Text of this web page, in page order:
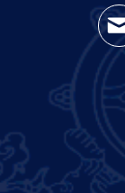
Skip to main content